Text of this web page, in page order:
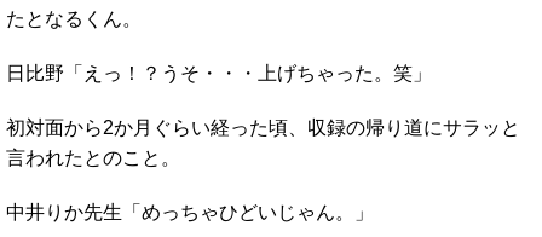
たとなるくん。
日比野「えっ！？うそ・・・上げちゃった。笑」
初対面から2か月ぐらい経った頃、収録の帰り道にサラッと
言われたとのこと。
中井りか先生「めっちゃひどいじゃん。」